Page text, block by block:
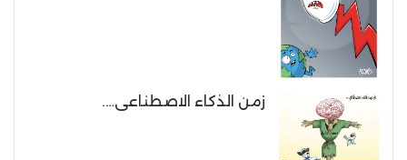
زمن الذكاء الاصطناعى….